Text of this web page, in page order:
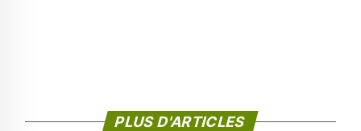
PLUS D'ARTICLES